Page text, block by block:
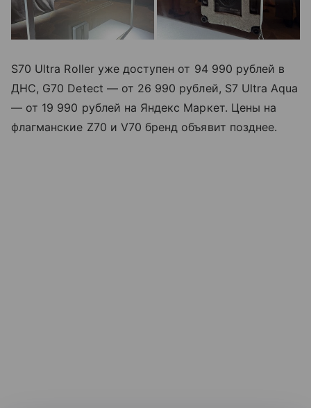
S70 Ultra Roller уже доступен от 94 990 рублей в
ДНС, G70 Detect — от 26 990 рублей, S7 Ultra Aqua
— от 19 990 рублей на Яндекс Маркет. Цены на
флагманские Z70 и V70 бренд объявит позднее.